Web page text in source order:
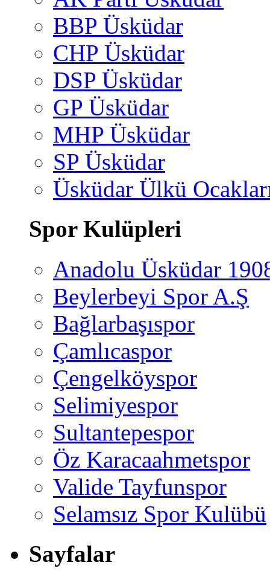
BBP Üsküdar
CHP Üsküdar
DSP Üsküdar
GP Üsküdar
MHP Üsküdar
SP Üsküdar
Üsküdar Ülkü
Spor Kulüpleri
Anadolu Üsküdar
Beylerbeyi Spor A.Ş
Bağlarbaşıspor
Çamlıcaspor
Çengelköyspor
Selimiyespor
Sultantepespor
Öz Karacaahmetspor
Valide Tayfunspor
Selamsız Spor Kulübü
Sayfalar